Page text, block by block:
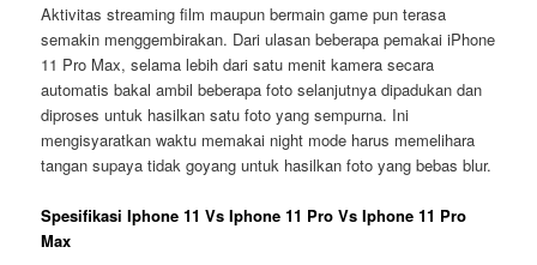
Aktivitas streaming film maupun bermain game pun terasa
semakin menggembirakan. Dari ulasan beberapa pemakai iPhone
11 Pro Max, selama lebih dari satu menit kamera secara
automatis bakal ambil beberapa foto selanjutnya dipadukan dan
diproses untuk hasilkan satu foto yang sempurna. Ini
mengisyaratkan waktu memakai night mode harus memelihara
tangan supaya tidak goyang untuk hasilkan foto yang bebas blur.
Spesifikasi Iphone 11 Vs Iphone 11 Pro Vs Iphone 11 Pro
Max